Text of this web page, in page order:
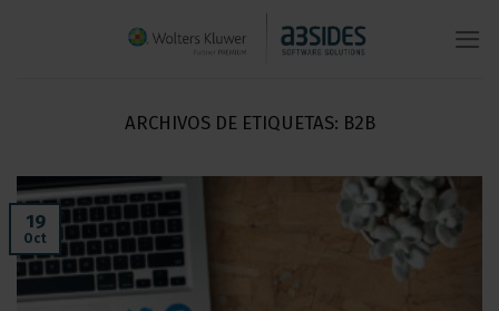
ARCHIVOS DE ETIQUETAS: B2B
19
Oct